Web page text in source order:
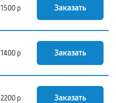
1500 р Заказать
1400 р Заказать
2200 р Заказать